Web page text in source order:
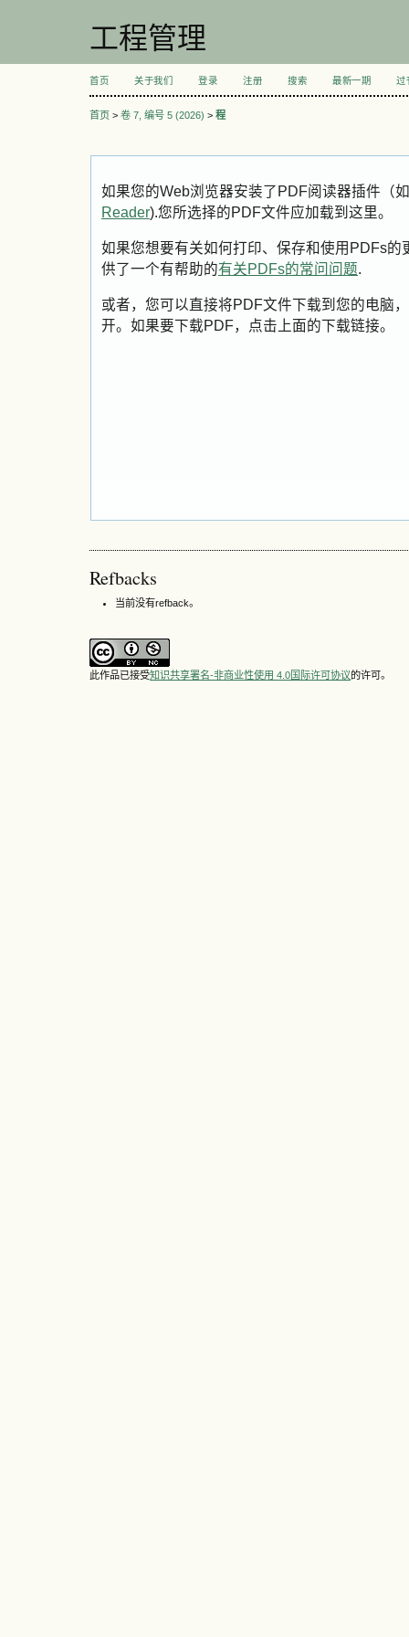
工程管理
首页 关于我们 登录 注册 搜索 最新一期 过
首页 > 卷 7, 编号 5 (2026) > 程
如果您的Web浏览器安装了PDF阅读器插件（
Reader).您所选择的PDF文件应加载到这里。
如果您想要有关如何打印、保存和使用PDFs
供了一个有帮助的有关PDFs的常问问题.
或者，您可以直接将PDF文件下载到您的电脑
开。如果要下载PDF，点击上面的下载链接。
Refbacks
当前没有refback。
此作品已接受知识共享署名-非商业性使用 4.0国际许可协议的许可。